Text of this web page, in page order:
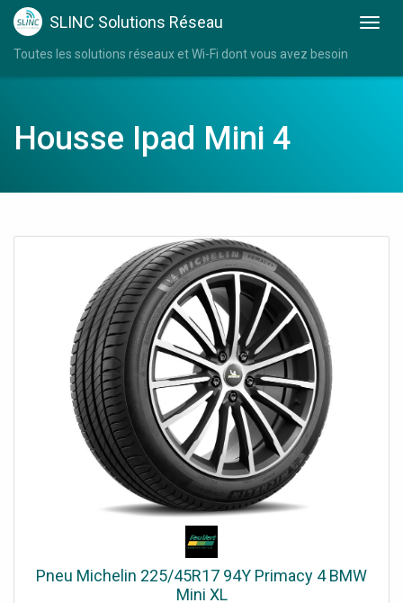
SLINC Solutions Réseau
Toutes les solutions réseaux et Wi-Fi dont vous avez besoin
Housse Ipad Mini 4
Pneu Michelin 225/45R17 94Y Primacy 4 BMW
Mini XL